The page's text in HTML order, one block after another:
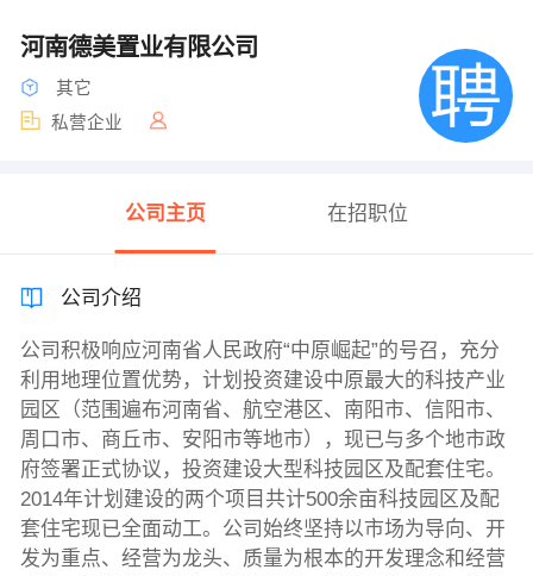
河南德美置业有限公司
其它
私营企业
公司主页 在招职位
公司介绍
公司积极响应河南省人民政府“中原崛起”的号召，充分
利用地理位置优势，计划投资建设中原最大的科技产业
园区（范围遍布河南省、航空港区、南阳市、信阳市、
周口市、商丘市、安阳市等地市），现已与多个地市政
府签署正式协议，投资建设大型科技园区及配套住宅。
2014年计划建设的两个项目共计500余亩科技园区及配
套住宅现已全面动工。公司始终坚持以市场为导向、开
发为重点、经营为龙头、质量为根本的开发理念和经营